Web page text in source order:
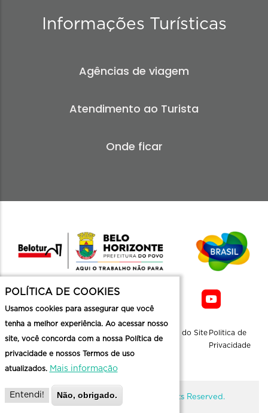
Informações Turísticas
Agências de viagem
Atendimento ao Turista
Onde ficar
Mapa do Site Politica de
Privacidade
@ Copyright Belotur 2026. All Rights Reserved.
POLÍTICA DE COOKIES
Usamos cookies para assegurar que você
tenha a melhor experiência. Ao acessar nosso
site, você concorda com a nossa Política de
privacidade e nossos Termos de uso
atualizados. Mais informação
Entendi! Não, obrigado.